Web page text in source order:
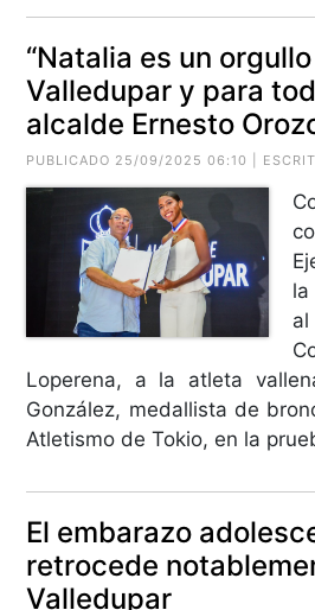
“Natalia es un
Valledupar y para
alcalde Ernesto
PUBLICADO 25/09/2025 06:10 |
Loperena, a la atleta
González, medallista de
Atletismo de Tokio, en la
El embarazo
retrocede
Valledupar